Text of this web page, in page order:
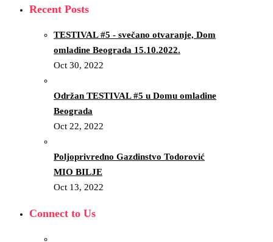
Recent Posts
TESTIVAL #5 - svečano otvaranje, Dom
omladine Beograda 15.10.2022.
Oct 30, 2022
Održan TESTIVAL #5 u Domu omladine
Beograda
Oct 22, 2022
Poljoprivredno Gazdinstvo Todorović
MIO BILJE
Oct 13, 2022
Connect to Us